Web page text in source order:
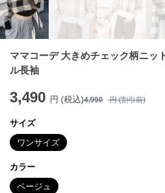
ママコーデ 大きめチェック柄ニッ
ル長袖
3,490 円 (税込)4,990 円 (割引前)
サイズ
ワンサイズ
カラー
ベージュ